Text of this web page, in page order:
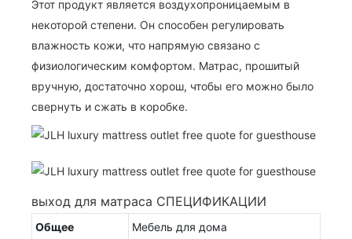
Этот продукт является воздухопроницаемым в
некоторой степени. Он способен регулировать
влажность кожи, что напрямую связано с
физиологическим комфортом. Матрас, прошитый
вручную, достаточно хорош, чтобы его можно было
свернуть и сжать в коробке.
выход для матраса СПЕЦИФИКАЦИИ
Общее
Мебель для дома